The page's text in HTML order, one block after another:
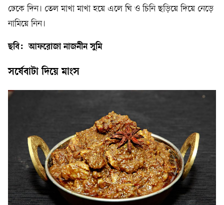
ঢেকে দিন। তেল মাখা মাখা হয়ে এলে ঘি ও চিনি ছড়িয়ে দিয়ে নেড়ে
নামিয়ে নিন।
ছবি: আফরোজা নাজনীন সুমি
সর্ষেবাটা দিয়ে মাংস